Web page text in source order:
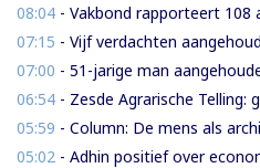
08:04 - Vakbond rapporteert 108 aanvallen
07:15 - Vijf verdachten aangehouden na
07:00 - 51-jarige man aangehouden voor oplichting
06:54 - Zesde Agrarische Telling: glo-niveau
05:59 - Column: De mens als architect
05:02 - Adhin positief over economische koers